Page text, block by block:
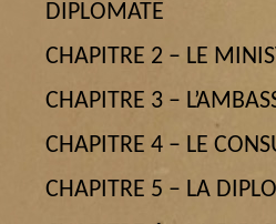
DIPLOMATE
CHAPITRE 2 – LE
CHAPITRE 3 –
CHAPITRE 4 – LE
CHAPITRE 5 – LA